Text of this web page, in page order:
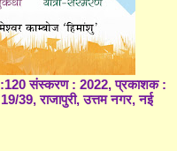
:120 संस्करण : 2022, प्रकाशक :
39, राजापुरी, उत्तम नगर, नई